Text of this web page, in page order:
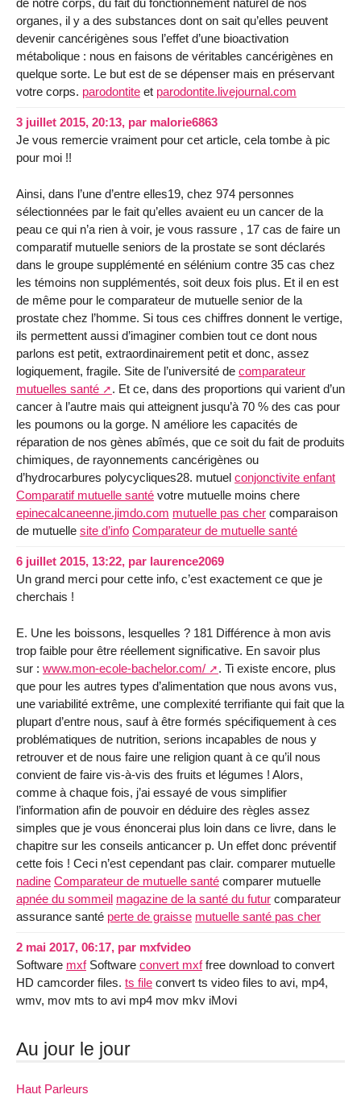
de notre corps, du fait du fonctionnement naturel de nos
organes, il y a des substances dont on sait qu’elles peuvent
devenir cancérigènes sous l’effet d’une bioactivation
métabolique : nous en faisons de véritables cancérigènes en
quelque sorte. Le but est de se dépenser mais en préservant
votre corps. parodontite et parodontite.livejournal.com
3 juillet 2015, 20:13, par malorie6863
Je vous remercie vraiment pour cet article, cela tombe à pic
pour moi !!
Ainsi, dans l’une d’entre elles19, chez 974 personnes
sélectionnées par le fait qu’elles avaient eu un cancer de la
peau ce qui n’a rien à voir, je vous rassure , 17 cas de faire un
comparatif mutuelle seniors de la prostate se sont déclarés
dans le groupe supplémenté en sélénium contre 35 cas chez
les témoins non supplémentés, soit deux fois plus. Et il en est
de même pour le comparateur de mutuelle senior de la
prostate chez l’homme. Si tous ces chiffres donnent le vertige,
ils permettent aussi d’imaginer combien tout ce dont nous
parlons est petit, extraordinairement petit et donc, assez
logiquement, fragile. Site de l’université de comparateur
mutuelles santé
. Et ce, dans des proportions qui varient d’un
cancer à l’autre mais qui atteignent jusqu’à 70 % des cas pour
les poumons ou la gorge. N améliore les capacités de
réparation de nos gènes abîmés, que ce soit du fait de produits
chimiques, de rayonnements cancérigènes ou
d’hydrocarbures polycycliques28. mutuel conjonctivite enfant
Comparatif mutuelle santé votre mutuelle moins chere
epinecalcaneenne.jimdo.com mutuelle pas cher comparaison
de mutuelle site d’info Comparateur de mutuelle santé
6 juillet 2015, 13:22, par laurence2069
Un grand merci pour cette info, c’est exactement ce que je
cherchais !
E. Une les boissons, lesquelles ? 181 Différence à mon avis
trop faible pour être réellement significative. En savoir plus
sur : www.mon-ecole-bachelor.com/
. Ti existe encore, plus
que pour les autres types d’alimentation que nous avons vus,
une variabilité extrême, une complexité terrifiante qui fait que la
plupart d’entre nous, sauf à être formés spécifiquement à ces
problématiques de nutrition, serions incapables de nous y
retrouver et de nous faire une religion quant à ce qu’il nous
convient de faire vis-à-vis des fruits et légumes ! Alors,
comme à chaque fois, j’ai essayé de vous simplifier
l’information afin de pouvoir en déduire des règles assez
simples que je vous énoncerai plus loin dans ce livre, dans le
chapitre sur les conseils anticancer p. Un effet donc préventif
cette fois ! Ceci n’est cependant pas clair. comparer mutuelle
nadine Comparateur de mutuelle santé comparer mutuelle
apnée du sommeil magazine de la santé du futur comparateur
assurance santé perte de graisse mutuelle santé pas cher
2 mai 2017, 06:17, par mxfvideo
Software mxfSoftware convert mxffree download to convert
HD camcorder files. ts file convert ts video files to avi, mp4,
wmv, mov mts to avi mp4 mov mkv iMovi
Au jour le jour
Haut Parleurs